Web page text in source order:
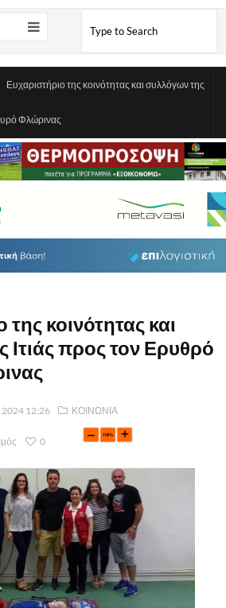
Ευχαριστήριο της κοινότητας και συλλόγων της
Φλώρινας
κοινότητας και
Ιτιάς προς τον Ερυθρό
2024 12:26 ΚΟΙΝΩΝΙΑ
0